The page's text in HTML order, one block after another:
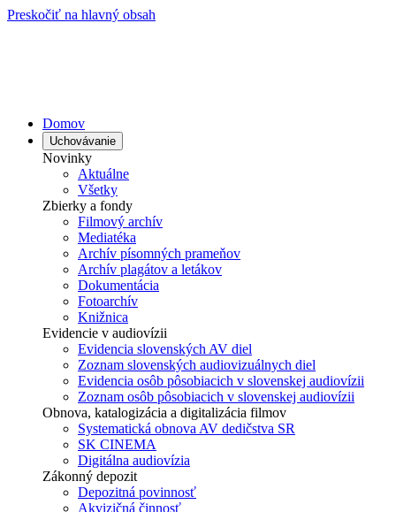
Preskočiť na hlavný obsah
Domov
Uchovávanie
Novinky
Aktuálne
Všetky
Zbierky a fondy
Filmový archív
Mediatéka
Archív písomných prameňov
Archív plagátov a letákov
Dokumentácia
Fotoarchív
Knižnica
Evidencie v audiovízii
Evidencia slovenských AV diel
Zoznam slovenských audiovizuálnych diel
Evidencia osôb pôsobiacich v slovenskej audiovízii
Zoznam osôb pôsobiacich v slovenskej audiovízii
Obnova, katalogizácia a digitalizácia filmov
Systematická obnova AV dedičstva SR
SK CINEMA
Digitálna audiovízia
Zákonný depozit
Depozitná povinnosť
Akvizičná činnosť